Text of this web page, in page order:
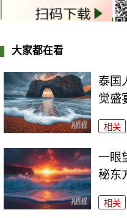
大家都在看
泰国
觉盛
相关
一眼
秘东
相关